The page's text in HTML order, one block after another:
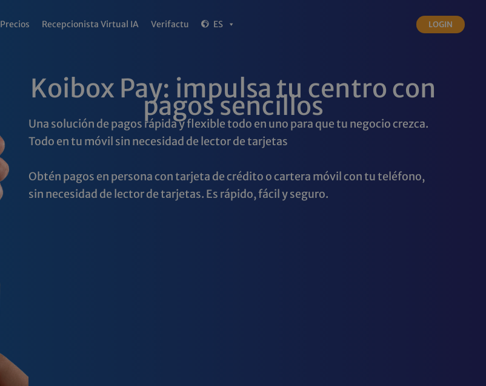
Precios Recepcionista Virtual IA Verifactu ES LOGIN
Koibox Pay: impulsa tu centro con
pagos sencillos
Una solución de pagos rápida y flexible todo en uno para que tu negocio crezca.
Todo en tu móvil sin necesidad de lector de tarjetas
Obtén pagos en persona con tarjeta de crédito o cartera móvil con tu teléfono,
sin necesidad de lector de tarjetas. Es rápido, fácil y seguro.